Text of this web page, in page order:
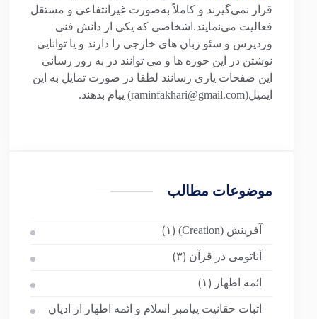
قرار نمی‌گیرند و کاملاً به‌صورت غیرانتفاعی و مستقل
فعالیت می‌نمایند.اشخاصی که یکی از دانش فنی
وردپرس و سئو زبان های خارجی را دارند و یا توانایی
نوشتن در این حوزه ها و می توانند در به روز رسانی
این صفحات یاری رسانند لطفا در صورت تمایل به این
ایمیل(raminfakhari@gmail.com) پیام بدهند.
موضوعات مطالب
آفرینش (Creation) (۱)
آناتومی در قرآن (۳)
ائمه اطهار (۱)
اثبات حقانیت پیامبر اسلام و ائمه اطهار از ادیان